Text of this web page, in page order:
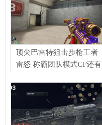
顶尖巴雷特狙击步枪王者
雷怒 称霸团队模式CF还有